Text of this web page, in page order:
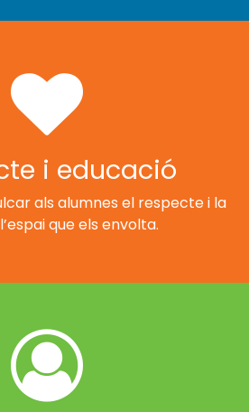
i educació
als alumnes el respecte i la
que els envolta.